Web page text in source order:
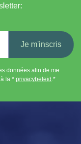
Je m'inscris
données afin de me
la * privacybeleid .*